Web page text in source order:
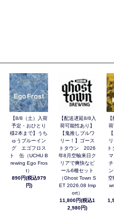
【8/8（土）入荷
予定・おひとり
様2本まで】うち
ゅうブルーイン
グ エゴフロス
ト 缶（UCHU B
rewing Ego Fros
t）
890円(税込979
円)
【配送遅延8/8入
荷可能性あり】
【鬼推しブルワ
リー！】ゴース
トタウン 2026
年8月空輸来日ク
リアで爽快なビ
ール6種セット
（Ghost Town S
ET 2026.08 Imp
ort）
11,800円(税込1
2,980円)
荷